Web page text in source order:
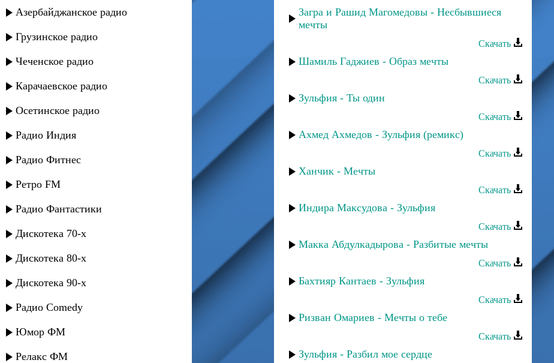
Азербайджанское радио
Грузинское радио
Чеченское радио
Карачаевское радио
Осетинское радио
Радио Индия
Радио Фитнес
Ретро FM
Радио Фантастики
Дискотека 70-х
Дискотека 80-х
Дискотека 90-х
Радио Comedy
Юмор ФМ
Релакс ФМ
Загра и Рашид Магомедовы - Несбывшиеся
мечты
Скачать
Шамиль Гаджиев - Образ мечты
Скачать
Зульфия - Ты один
Скачать
Ахмед Ахмедов - Зульфия (ремикс)
Скачать
Ханчик - Мечты
Скачать
Индира Максудова - Зульфия
Скачать
Макка Абдулкадырова - Разбитые мечты
Скачать
Бахтияр Кантаев - Зульфия
Скачать
Ризван Омариев - Мечты о тебе
Скачать
Зульфия - Разбил мое сердце